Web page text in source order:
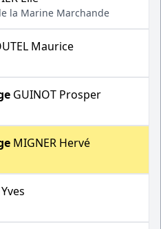
la Marine Marchande
Maurice
GUINOT Prosper
MIGNER Hervé